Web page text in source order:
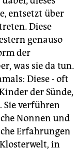
entsetzt über
Diese
genauso
der
was sie da tun.
Diese - oft
der Sünde,
Sie verführen
Nonnen und
Erfahrungen
in